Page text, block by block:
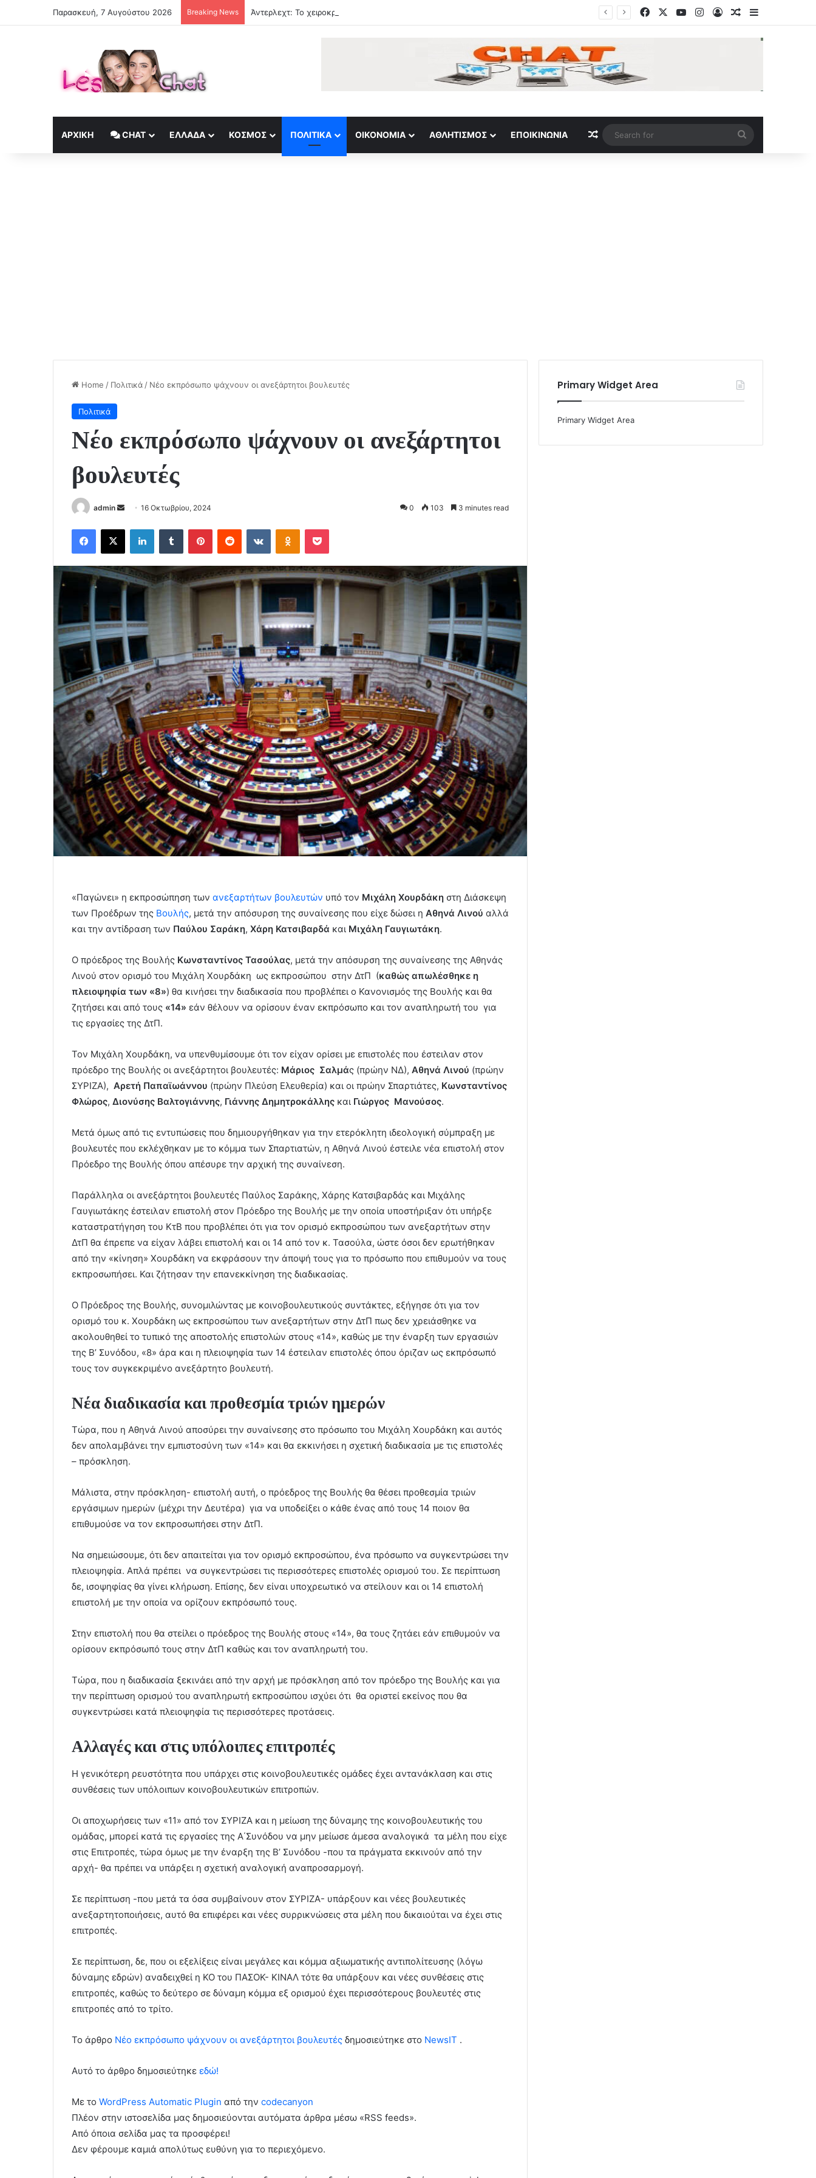
Παρασκευή, 7 Αυγούστου 2026 Breaking News Άντερλεχτ: Το χειροκρότημα από τον κόσμο στην παρακάμερα του αγώνα FacebookYouTubeInstagram
Log InRandom Article
Sidebar
ΑΡΧΙΚΉ CHAT ΕΛΛΆΔΑ ΚΟΣΜΟΣ ΠΟΛΙΤΙΚΆ ΟΙΚΟΝΟΜΊΑ ΑΘΛΗΤΙΣΜΌΣ ΕΠΟΙΚΙΝΩΝΊΑ Random Article
for
Home / Πολιτικά / Νέο εκπρόσωπο ψάχνουν οι ανεξάρτητοι βουλευτές
Πολιτικά
Νέο εκπρόσωπο ψάχνουν οι ανεξάρτητοι
βουλευτές
admin
Send
email
16 Οκτωβρίου, 2024 0 103 3 minutes read
Facebook
X LinkedInTumblr PinterestReddit VKontakteOdnoklassniki
Pocket
«Παγώνει» η εκπροσώπηση των ανεξαρτήτων βουλευτών υπό τον Μιχάλη Χουρδάκη στη Διάσκεψη
των Προέδρων της Βουλής, μετά την απόσυρση της συναίνεσης που είχε δώσει η Αθηνά Λινού αλλά
και την αντίδραση των Παύλου Σαράκη, Χάρη Κατσιβαρδά και Μιχάλη Γαυγιωτάκη.
Ο πρόεδρος της Βουλής Κωνσταντίνος Τασούλας, μετά την απόσυρση της συναίνεσης της Αθηνάς
Λινού στον ορισμό του Μιχάλη Χουρδάκη ως εκπροσώπου στην ΔτΠ (καθώς απωλέσθηκε η
πλειοψηφία των «8») θα κινήσει την διαδικασία που προβλέπει ο Κανονισμός της Βουλής και θα
ζητήσει και από τους «14» εάν θέλουν να ορίσουν έναν εκπρόσωπο και τον αναπληρωτή του για
τις εργασίες της ΔτΠ.
Τον Μιχάλη Χουρδάκη, να υπενθυμίσουμε ότι τον είχαν ορίσει με επιστολές που έστειλαν στον
πρόεδρο της Βουλής οι ανεξάρτητοι βουλευτές: Μάριος Σαλμάς (πρώην ΝΔ), Αθηνά Λινού (πρώην
ΣΥΡΙΖΑ), Αρετή Παπαϊωάννου (πρώην Πλεύση Ελευθερία) και οι πρώην Σπαρτιάτες, Κωνσταντίνος
Φλώρος, Διονύσης Βαλτογιάννης, Γιάννης Δημητροκάλλης και Γιώργος Μανούσος.
Μετά όμως από τις εντυπώσεις που δημιουργήθηκαν για την ετερόκλητη ιδεολογική σύμπραξη με
βουλευτές που εκλέχθηκαν με το κόμμα των Σπαρτιατών, η Αθηνά Λινού έστειλε νέα επιστολή στον
Πρόεδρο της Βουλής όπου απέσυρε την αρχική της συναίνεση.
Παράλληλα οι ανεξάρτητοι βουλευτές Παύλος Σαράκης, Χάρης Κατσιβαρδάς και Μιχάλης
Γαυγιωτάκης έστειλαν επιστολή στον Πρόεδρο της Βουλής με την οποία υποστήριξαν ότι υπήρξε
καταστρατήγηση του ΚτΒ που προβλέπει ότι για τον ορισμό εκπροσώπου των ανεξαρτήτων στην
ΔτΠ θα έπρεπε να είχαν λάβει επιστολή και οι 14 από τον κ. Τασούλα, ώστε όσοι δεν ερωτήθηκαν
από την «κίνηση» Χουρδάκη να εκφράσουν την άποψή τους για το πρόσωπο που επιθυμούν να τους
εκπροσωπήσει. Και ζήτησαν την επανεκκίνηση της διαδικασίας.
Ο Πρόεδρος της Βουλής, συνομιλώντας με κοινοβουλευτικούς συντάκτες, εξήγησε ότι για τον
ορισμό του κ. Χουρδάκη ως εκπροσώπου των ανεξαρτήτων στην ΔτΠ πως δεν χρειάσθηκε να
ακολουθηθεί το τυπικό της αποστολής επιστολών στους «14», καθώς με την έναρξη των εργασιών
της Β’ Συνόδου, «8» άρα και η πλειοψηφία των 14 έστειλαν επιστολές όπου όριζαν ως εκπρόσωπό
τους τον συγκεκριμένο ανεξάρτητο βουλευτή.
Νέα διαδικασία και προθεσμία τριών ημερών
Τώρα, που η Αθηνά Λινού αποσύρει την συναίνεσης στο πρόσωπο του Μιχάλη Χουρδάκη και αυτός
δεν απολαμβάνει την εμπιστοσύνη των «14» και θα εκκινήσει η σχετική διαδικασία με τις επιστολές
– πρόσκληση.
Μάλιστα, στην πρόσκληση- επιστολή αυτή, ο πρόεδρος της Βουλής θα θέσει προθεσμία τριών
εργάσιμων ημερών (μέχρι την Δευτέρα) για να υποδείξει ο κάθε ένας από τους 14 ποιον θα
επιθυμούσε να τον εκπροσωπήσει στην ΔτΠ.
Να σημειώσουμε, ότι δεν απαιτείται για τον ορισμό εκπροσώπου, ένα πρόσωπο να συγκεντρώσει την
πλειοψηφία. Απλά πρέπει να συγκεντρώσει τις περισσότερες επιστολές ορισμού του. Σε περίπτωση
δε, ισοψηφίας θα γίνει κλήρωση. Επίσης, δεν είναι υποχρεωτικό να στείλουν και οι 14 επιστολή
επιστολή με την οποία να ορίζουν εκπρόσωπό τους.
Στην επιστολή που θα στείλει ο πρόεδρος της Βουλής στους «14», θα τους ζητάει εάν επιθυμούν να
ορίσουν εκπρόσωπό τους στην ΔτΠ καθώς και τον αναπληρωτή του.
Τώρα, που η διαδικασία ξεκινάει από την αρχή με πρόσκληση από τον πρόεδρο της Βουλής και για
την περίπτωση ορισμού του αναπληρωτή εκπροσώπου ισχύει ότι θα οριστεί εκείνος που θα
συγκεντρώσει κατά πλειοψηφία τις περισσότερες προτάσεις.
Αλλαγές και στις υπόλοιπες επιτροπές
Η γενικότερη ρευστότητα που υπάρχει στις κοινοβουλευτικές ομάδες έχει αντανάκλαση και στις
συνθέσεις των υπόλοιπων κοινοβουλευτικών επιτροπών.
Οι αποχωρήσεις των «11» από τον ΣΥΡΙΖΑ και η μείωση της δύναμης της κοινοβουλευτικής του
ομάδας, μπορεί κατά τις εργασίες της Α΄Συνόδου να μην μείωσε άμεσα αναλογικά τα μέλη που είχε
στις Επιτροπές, τώρα όμως με την έναρξη της Β’ Συνόδου -που τα πράγματα εκκινούν από την
αρχή- θα πρέπει να υπάρξει η σχετική αναλογική αναπροσαρμογή.
Σε περίπτωση -που μετά τα όσα συμβαίνουν στον ΣΥΡΙΖΑ- υπάρξουν και νέες βουλευτικές
ανεξαρτητοποιήσεις, αυτό θα επιφέρει και νέες συρρικνώσεις στα μέλη που δικαιούται να έχει στις
επιτροπές.
Σε περίπτωση, δε, που οι εξελίξεις είναι μεγάλες και κόμμα αξιωματικής αντιπολίτευσης (λόγω
δύναμης εδρών) αναδειχθεί η ΚΟ του ΠΑΣΟΚ- ΚΙΝΑΛ τότε θα υπάρξουν και νέες συνθέσεις στις
επιτροπές, καθώς το δεύτερο σε δύναμη κόμμα εξ ορισμού έχει περισσότερους βουλευτές στις
επιτροπές από το τρίτο.
To άρθρο Νέο εκπρόσωπο ψάχνουν οι ανεξάρτητοι βουλευτές δημοσιεύτηκε στο NewsIT .
Αυτό το άρθρο δημοσιεύτηκε εδώ!
Με το WordPress Automatic Plugin από την codecanyon
Πλέον στην ιστοσελίδα μας δημοσιεύονται αυτόματα άρθρα μέσω «RSS feeds».
Από όποια σελίδα μας τα προσφέρει!
Δεν φέρουμε καμιά απολύτως ευθύνη για το περιεχόμενο.
Primary Widget Area
Primary Widget Area